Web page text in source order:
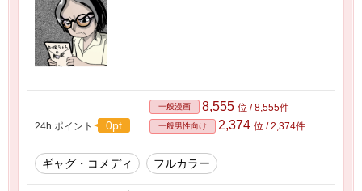
24h.ポイント 0pt
一般漫画 8,555 位 / 8,555件
一般男性向け 2,374 位 / 2,374件
ギャグ・コメディ フルカラー